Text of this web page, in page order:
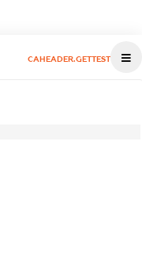
CAHEADER.GETTEST